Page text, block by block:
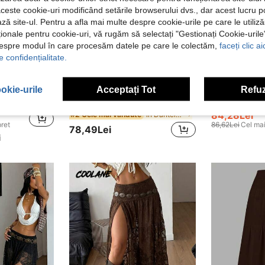
#Messy Chic
EU Warehouse SHEIN ICON Fusta asimetrică stratificată din dantelă cu talie super joasă pentru femei
#2 Cele mai vândute în Dantelă Fuste pentru femei
78,49Lei
EU Warehouse
84,28Lei
86,62LeiCel
cookie-uri modificând setările browserului dvs., dar acest lucru
site-ul. Pentru a afla mai multe despre cookie-urile pe care le
pentru cookie-uri, vă rugăm să selectați "Gestionați Cookie-
modul în care procesăm datele pe care le colectăm, faceți clic
confidențialitate.
urile Acceptați Tot